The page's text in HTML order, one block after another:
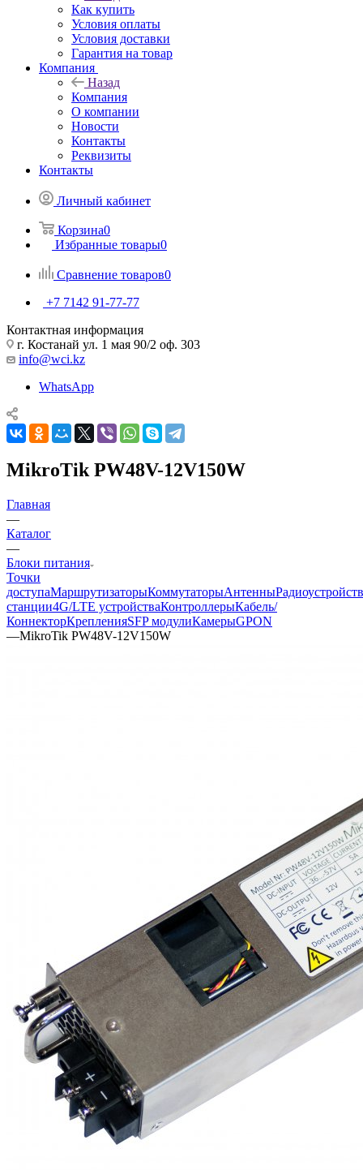
Как купить
Условия оплаты
Условия доставки
Гарантия на товар
Компания
Назад
Компания
О компании
Новости
Контакты
Реквизиты
Контакты
Личный кабинет
Корзина0
Избранные товары0
Сравнение товаров0
+7 7142 91-77-77
Контактная информация
г. Костанай ул. 1 мая 90/2 оф. 303
info@wci.kz
WhatsApp
MikroTik PW48V-12V150W
Главная
—
Каталог
—
Блоки питания
Точки
доступаМаршрутизаторыКоммутаторыАнтенны
станции4G/LTE устройстваКонтроллерыКабель/
КоннекторКрепленияSFP модулиКамерыGPON
—MikroTik PW48V-12V150W